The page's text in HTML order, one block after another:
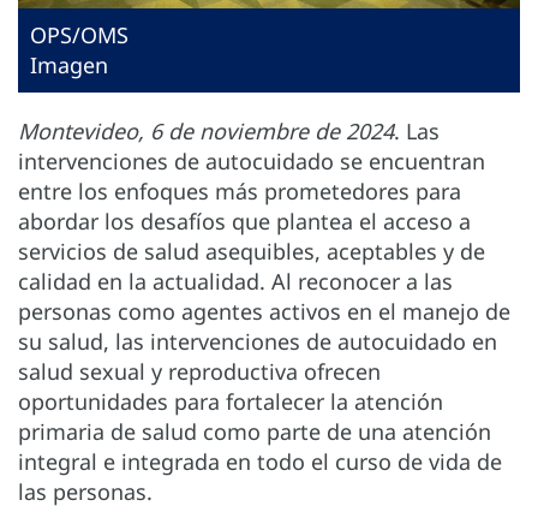
OPS/OMS
Imagen
Montevideo, 6 de noviembre de 2024. Las
intervenciones de autocuidado se encuentran
entre los enfoques más prometedores para
abordar los desafíos que plantea el acceso a
servicios de salud asequibles, aceptables y de
calidad en la actualidad. Al reconocer a las
personas como agentes activos en el manejo de
su salud, las intervenciones de autocuidado en
salud sexual y reproductiva ofrecen
oportunidades para fortalecer la atención
primaria de salud como parte de una atención
integral e integrada en todo el curso de vida de
las personas.